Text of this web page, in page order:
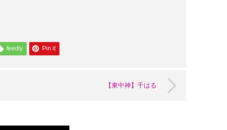
feedly Pin it
【東中神】千はる